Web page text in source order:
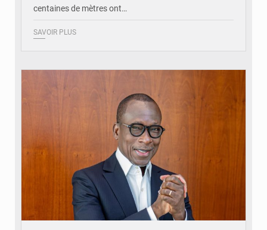
centaines de mètres ont…
SAVOIR PLUS